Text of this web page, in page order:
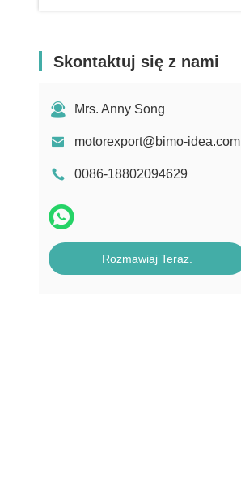
Skontaktuj się z nami
Mrs. Anny Song
motorexport@bimo-idea.com
0086-18802094629
Rozmawiaj Teraz.